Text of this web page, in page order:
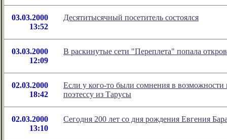
03.03.2000
13:52
Десятитысячный посетитель состоялся
03.03.2000
12:09
В раскинутые сети "Переплета" попала
02.03.2000
18:42
Если у кого-то были сомнения в возможности
поэтессу из Тарусы
02.03.2000
13:10
Сегодня 200 лет со дня рождения Евгения